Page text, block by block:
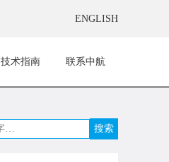
ENGLISH
技术指南 联系中航